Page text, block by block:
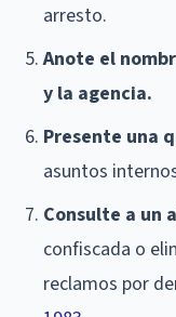
arresto.
Anote el
y la agencia.
Presente una
asuntos
Consulte a un
confiscada o
reclamos por